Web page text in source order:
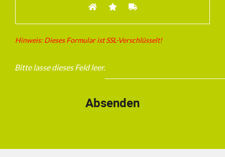
Hinweis: Dieses Formular ist SSL-Verschlüsselt!
Bitte lasse dieses Feld leer.